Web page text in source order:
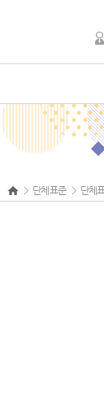
단체표준 단체